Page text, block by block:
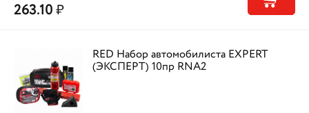
263.10₽
RED Набор автомобилиста EXPERT
(ЭКСПЕРТ) 10пр RNA2